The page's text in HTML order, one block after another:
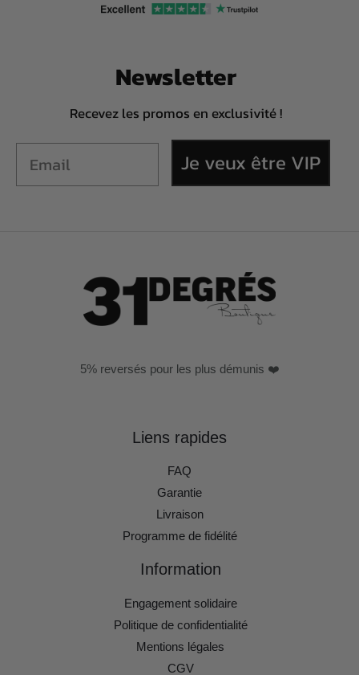
Newsletter
Recevez les promos en exclusivité !
Je veux être VIP
5% reversés pour les plus démunis ❤️
Liens rapides
FAQ
Garantie
Livraison
Programme de fidélité
Information
Engagement solidaire
Politique de confidentialité
Mentions légales
CGV